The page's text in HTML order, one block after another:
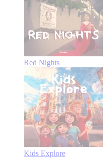
Red Nights
Kids Explore